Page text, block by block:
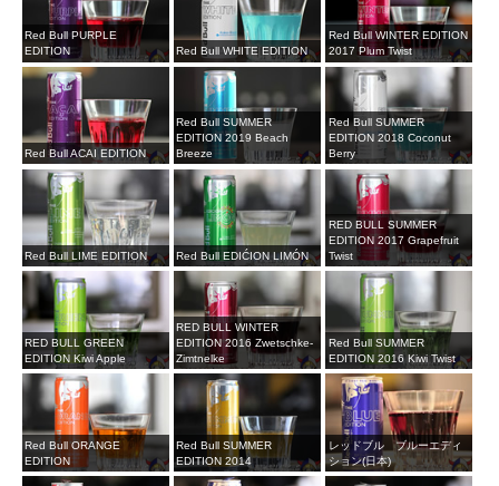
Red Bull PURPLE
EDITION
Red Bull WHITE EDITION
Red Bull WINTER EDITION
2017 Plum Twist
Red Bull ACAI EDITION
Red Bull SUMMER
EDITION 2019 Beach
Breeze
Red Bull SUMMER
EDITION 2018 Coconut
Berry
Red Bull LIME EDITION Red Bull EDIĆION LIMÓN
RED BULL SUMMER
EDITION 2017 Grapefruit
Twist
RED BULL GREEN
EDITION Kiwi Apple
RED BULL WINTER
EDITION 2016 Zwetschke-
Zimtnelke
Red Bull SUMMER
EDITION 2016 Kiwi Twist
Red Bull ORANGE
EDITION
Red Bull SUMMER
EDITION 2014
レッドブル ブルーエディ
ション(日本)